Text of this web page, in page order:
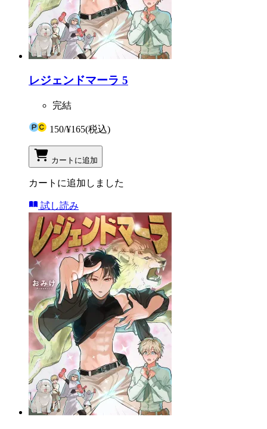
レジェンドマーラ 5
完結
150/¥165(税込)
カートに追加
カートに追加しました
試し読み